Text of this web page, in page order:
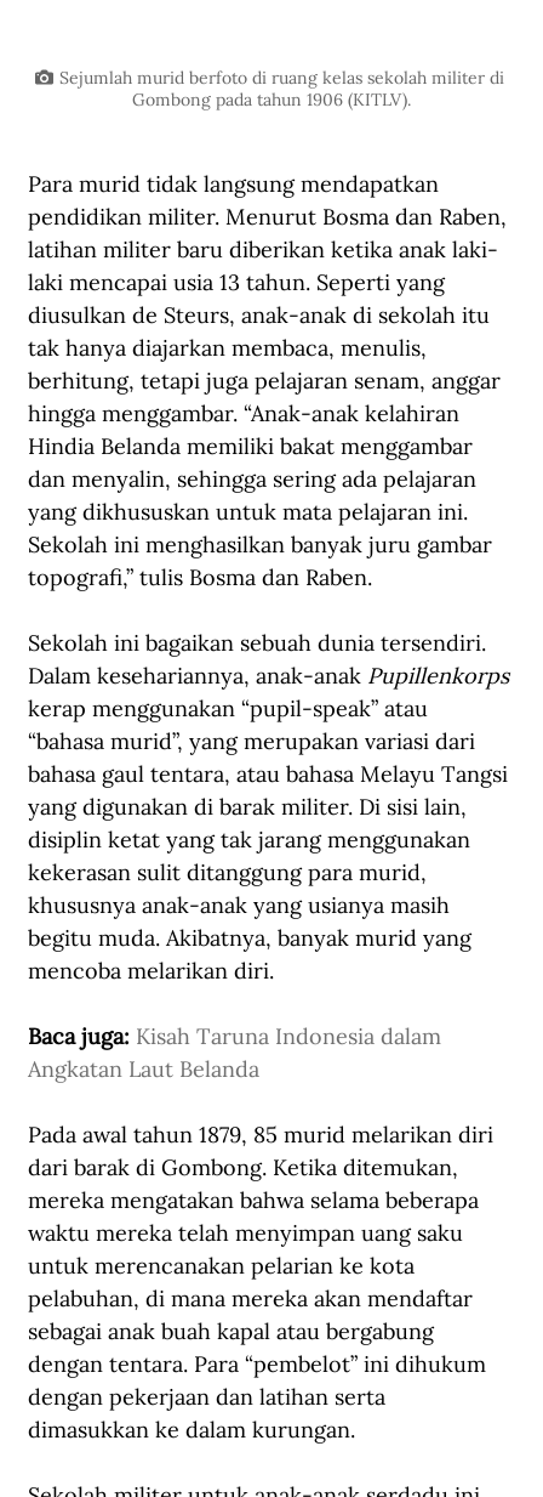
Sejumlah murid berfoto di ruang kelas sekolah militer di
Gombong pada tahun 1906 (KITLV).
Para murid tidak langsung mendapatkan
pendidikan militer. Menurut Bosma dan Raben,
latihan militer baru diberikan ketika anak laki-
laki mencapai usia 13 tahun. Seperti yang
diusulkan de Steurs, anak-anak di sekolah itu
tak hanya diajarkan membaca, menulis,
berhitung, tetapi juga pelajaran senam, anggar
hingga menggambar. “Anak-anak kelahiran
Hindia Belanda memiliki bakat menggambar
dan menyalin, sehingga sering ada pelajaran
yang dikhususkan untuk mata pelajaran ini.
Sekolah ini menghasilkan banyak juru gambar
topografi,” tulis Bosma dan Raben.
Sekolah ini bagaikan sebuah dunia tersendiri.
Dalam kesehariannya, anak-anak Pupillenkorps
kerap menggunakan “pupil-speak” atau
“bahasa murid”, yang merupakan variasi dari
bahasa gaul tentara, atau bahasa Melayu Tangsi
yang digunakan di barak militer. Di sisi lain,
disiplin ketat yang tak jarang menggunakan
kekerasan sulit ditanggung para murid,
khususnya anak-anak yang usianya masih
begitu muda. Akibatnya, banyak murid yang
mencoba melarikan diri.
Baca juga: Kisah Taruna Indonesia dalam
Angkatan Laut Belanda
Pada awal tahun 1879, 85 murid melarikan diri
dari barak di Gombong. Ketika ditemukan,
mereka mengatakan bahwa selama beberapa
waktu mereka telah menyimpan uang saku
untuk merencanakan pelarian ke kota
pelabuhan, di mana mereka akan mendaftar
sebagai anak buah kapal atau bergabung
dengan tentara. Para “pembelot” ini dihukum
dengan pekerjaan dan latihan serta
dimasukkan ke dalam kurungan.